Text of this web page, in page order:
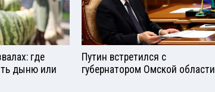
где
дыню или
Путин встретился с
губернатором Омской области